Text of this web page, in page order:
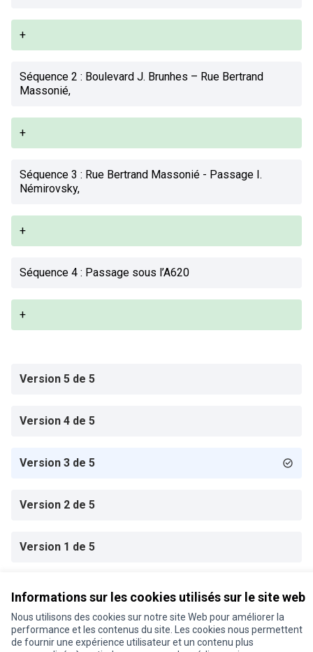
Informations sur les cookies utilisés sur le site web
Nous utilisons des cookies sur notre site Web pour améliorer la
performance et les contenus du site. Les cookies nous permettent
de fournir une expérience utilisateur et un contenu plus
+
Séquence 2 : Boulevard J. Brunhes – Rue Bertrand
Massonié,
+
Séquence 3 : Rue Bertrand Massonié - Passage I.
Némirovsky,
+
Séquence 4 : Passage sous l’A620
+
Version 5 de 5
Version 4 de 5
Version 3 de 5
Version 2 de 5
Version 1 de 5
Conditions d'utilisation
Je participe ! sur X
(Lien externe)
Je participe ! sur Facebook
(Lien externe)
Je participe ! sur Instagram
(Lien externe)